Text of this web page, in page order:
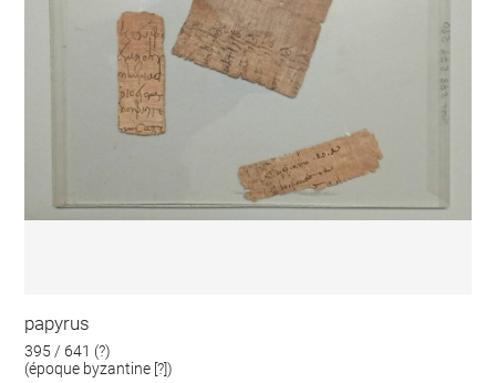
papyrus
395 / 641 (?)
(époque byzantine [?])